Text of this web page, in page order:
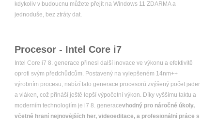
kdykoliv v budoucnu můžete přejít na Windows 11 ZDARMA a
jednoduše, bez ztráty dat.
Procesor - Intel Core i7
Intel Core i7 8. generace přinesl další inovace ve výkonu a efektivitě
oproti svým předchůdcům. Postavený na vylepšeném 14nm++
výrobním procesu, nabízí tato generace procesorů zvýšený počet jader
a vláken, což přináší ještě lepší výpočetní výkon. Díky vyššímu taktu a
moderním technologiím je i7 8. generacevhodný pro náročné úkoly,
včetně hraní nejnovějších her, videoeditace, a profesionální práce s